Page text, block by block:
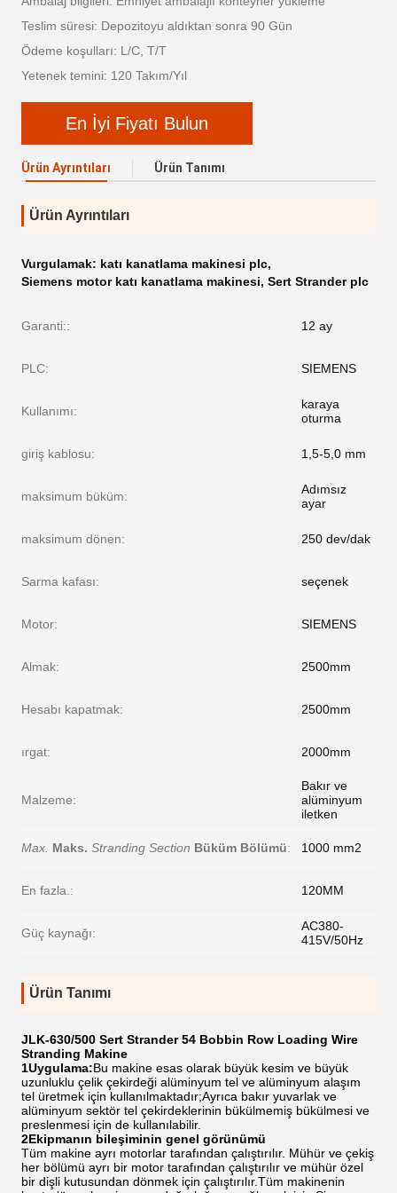
Teslim süresi: Depozitoyu aldıktan sonra 90 Gün
Ödeme koşulları: L/C, T/T
Yetenek temini: 120 Takım/Yıl
En İyi Fiyatı Bulun
Ürün Ayrıntıları Ürün Tanımı
Ürün Ayrıntıları
Vurgulamak: katı kanatlama makinesi plc,
Siemens motor katı kanatlama makinesi, Sert Strander plc
Garanti:: 12 ay
PLC: SIEMENS
Kullanımı:
karaya
oturma
giriş kablosu: 1,5-5,0 mm
maksimum büküm:
Adımsız
ayar
maksimum dönen: 250 dev/dak
Sarma kafası: seçenek
Motor: SIEMENS
Almak: 2500mm
Hesabı kapatmak: 2500mm
ırgat: 2000mm
Malzeme:
Bakır ve
alüminyum
iletken
Max. Maks. Stranding Section Büküm Bölümü: 1000 mm2
En fazla.: 120MM
Güç kaynağı:
AC380-
415V/50Hz
Ürün Tanımı
JLK-630/500 Sert Strander 54 Bobbin Row Loading Wire
Stranding Makine
1Uygulama:Bu makine esas olarak büyük kesim ve büyük
uzunluklu çelik çekirdeği alüminyum tel ve alüminyum alaşım
tel üretmek için kullanılmaktadır;Ayrıca bakır yuvarlak ve
alüminyum sektör tel çekirdeklerinin bükülmemiş bükülmesi ve
preslenmesi için de kullanılabilir.
2Ekipmanın bileşiminin genel görünümü
Tüm makine ayrı motorlar tarafından çalıştırılır. Mühür ve çekiş
her bölümü ayrı bir motor tarafından çalıştırılır ve mühür özel
bir dişli kutusundan dönmek için çalıştırılır.Tüm makinenin